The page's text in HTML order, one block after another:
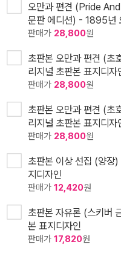
오만과 편견 (Pride
문판 에디션) - 1895년
판매가 28,800원
초판본 오만과 편견 (
리지널 초판본 표지디자
판매가 28,800원
초판본 오만과 편견 (
리지널 초판본 표지디자
판매가 28,800원
초판본 이상 선집 (양
지디자인
판매가 12,420원
초판본 자유론 (스키버
본 표지디자인
판매가 17,820원